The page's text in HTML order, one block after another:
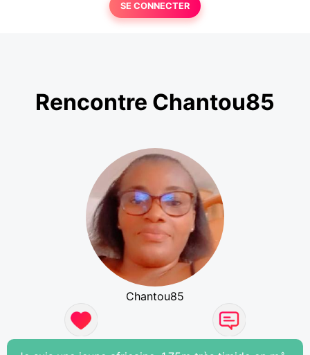
SE CONNECTER
Rencontre Chantou85
Chantou85